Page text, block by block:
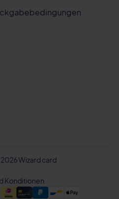
Wizard card
Konditionen